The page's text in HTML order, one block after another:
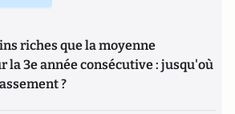
riches que la moyenne
la 3e année consécutive : jusqu'où
?